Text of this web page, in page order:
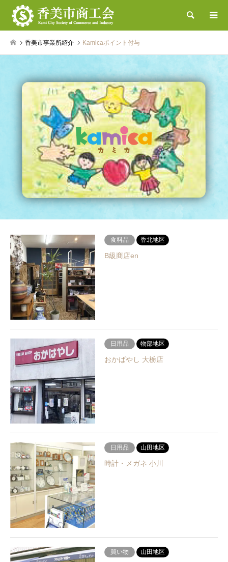
検索
香美市事業所紹介 Kamicaポイント付与
食料品 香北地区
B級商店en
日用品 物部地区
おかばやし 大栃店
日用品 山田地区
時計・メガネ 小川
買い物 山田地区